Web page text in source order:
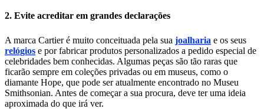
2. Evite acreditar em grandes declarações
A marca Cartier é muito conceituada pela sua joalharia e os seus
relógios e por fabricar produtos personalizados a pedido especial de
celebridades bem conhecidas. Algumas peças são tão raras que
ficarão sempre em coleções privadas ou em museus, como o
diamante Hope, que pode ser atualmente encontrado no Museu
Smithsonian. Antes de começar a sua procura, deve ter uma ideia
aproximada do que irá ver.